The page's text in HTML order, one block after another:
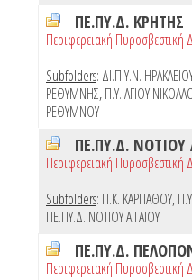
ΠΕ.ΠΥ.Δ. ΚΡΗΤΗΣ
Περιφερειακή Πυροσβεστική
Subfolders: ΔΙ.Π.Υ.Ν.
ΡΕΘΥΜΝΗΣ,Π.Υ. ΑΓΙΟΥ
ΡΕΘΥΜΝΟΥ
ΠΕ.ΠΥ.Δ. ΝΟΤΙΟΥ
Περιφερειακή Πυροσβεστική
Subfolders: Π.Κ. ΚΑΡΠΑΘΟΥ,
ΠΕ.ΠΥ.Δ. ΝΟΤΙΟΥ ΑΙΓΑΙΟΥ
ΠΕ.ΠΥ.Δ.
Περιφερειακή Πυροσβεστική